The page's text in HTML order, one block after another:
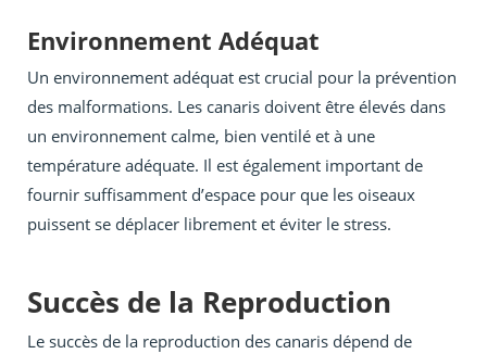
Environnement Adéquat
Un environnement adéquat est crucial pour la prévention
des malformations. Les canaris doivent être élevés dans
un environnement calme, bien ventilé et à une
température adéquate. Il est également important de
fournir suffisamment d’espace pour que les oiseaux
puissent se déplacer librement et éviter le stress.
Succès de la Reproduction
Le succès de la reproduction des canaris dépend de